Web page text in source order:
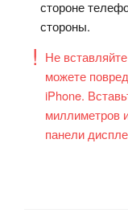
стороне
стороны.
Не
можете
iPhone.
миллиметров
панели